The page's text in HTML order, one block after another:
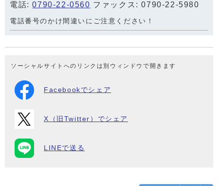
電話:0790-22-0560 ファックス: 0790-22-5980
電話番号のかけ間違いにご注意ください！
ソーシャルサイトへのリンクは別ウィンドウで開きます
Facebookでシェア
X（旧Twitter）でシェア
LINEで送る